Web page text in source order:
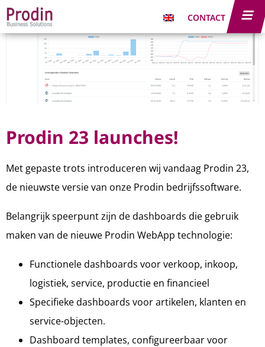
CONTACT
Prodin 23 launches!
Met gepaste trots introduceren wij vandaag Prodin 23,
de nieuwste versie van onze Prodin bedrijfssoftware.
Belangrijk speerpunt zijn de dashboards die gebruik
maken van de nieuwe Prodin WebApp technologie:
Functionele dashboards voor verkoop, inkoop,
logistiek, service, productie en financieel
Specifieke dashboards voor artikelen, klanten en
service-objecten.
Dashboard templates, configureerbaar voor